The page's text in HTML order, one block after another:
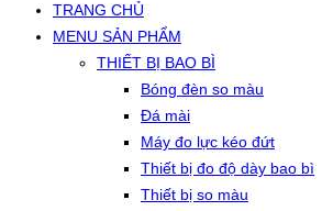
TRANG CHỦ
MENU SẢN PHẨM
THIẾT BỊ BAO BÌ
Bóng đèn so màu
Đá mài
Máy đo lực kéo đứt
Thiết bị đo độ dày bao bì
Thiết bị so màu